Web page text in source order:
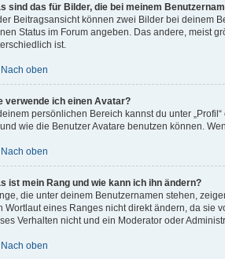
sind das für Bilder, die bei meinem
Beitragsansicht können zwei Bilder bei deinem
Status im Forum angeben. Das andere, meist
ist.
Nach oben
verwende ich einen Avatar?
persönlichen Bereich kannst du unter
wie die Benutzer Avatare benutzen können.
Nach oben
ist mein Rang und wie kann ich ihn ändern?
die unter deinem Benutzernamen stehen,
Wortlaut eines Ranges nicht direkt ändern, da sie
Verhalten nicht und ein Moderator oder
Nach oben